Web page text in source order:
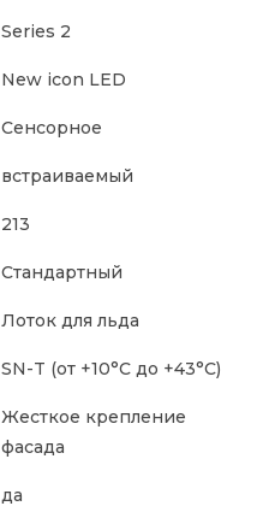
Series 2
New icon LED
Сенсорное
встраиваемый
213
Стандартный
Лоток для льда
SN-T (от +10°C до +43°C)
Жесткое крепление
фасада
да